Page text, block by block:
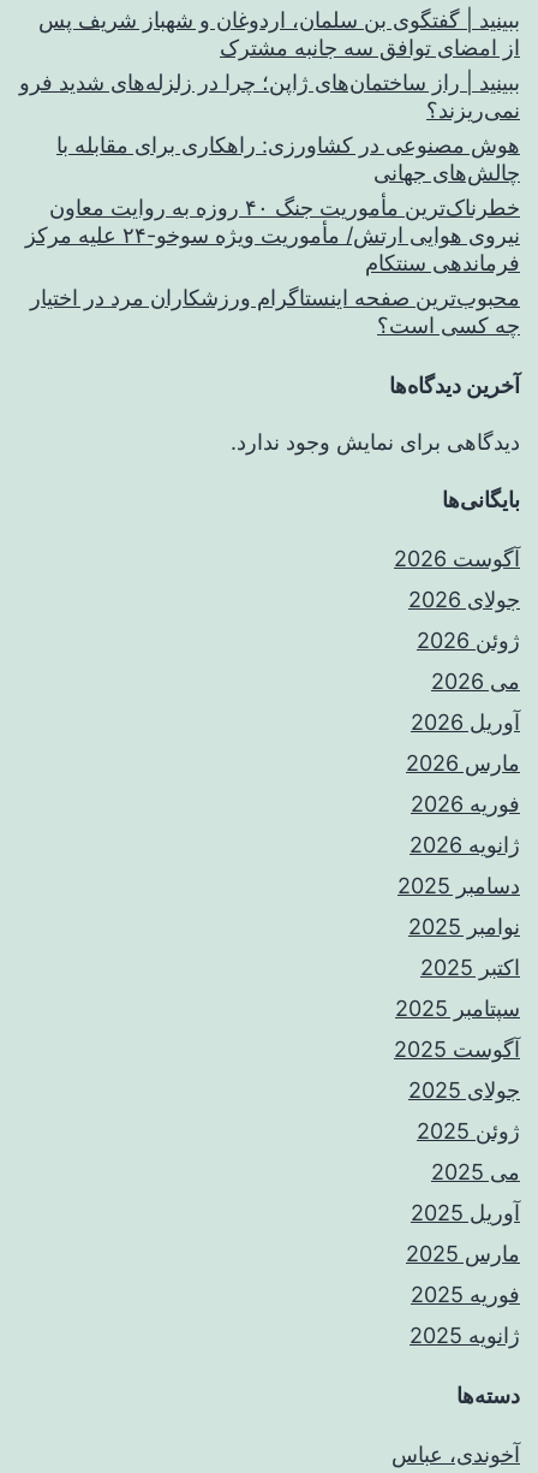
ببینید | گفتگوی بن سلمان، اردوغان و شهباز شریف پس
از امضای توافق سه جانبه مشترک
ببینید | راز ساختمان‌های ژاپن؛ چرا در زلزله‌های شدید فرو
نمی‌ریزند؟
هوش مصنوعی در کشاورزی: راهکاری برای مقابله با
چالش‌های جهانی
خطرناک‌ترین مأموریت جنگ ۴۰ روزه به روایت معاون
نیروی هوایی ارتش/ مأموریت ویژه سوخو-۲۴ علیه مرکز
فرماندهی سنتکام
محبوب‌ترین صفحه اینستاگرام ورزشکاران مرد در اختیار
چه کسی است؟
آخرین دیدگاه‌ها
دیدگاهی برای نمایش وجود ندارد.
بایگانی‌ها
آگوست 2026
جولای 2026
ژوئن 2026
می 2026
آوریل 2026
مارس 2026
فوریه 2026
ژانویه 2026
دسامبر 2025
نوامبر 2025
اکتبر 2025
سپتامبر 2025
آگوست 2025
جولای 2025
ژوئن 2025
می 2025
آوریل 2025
مارس 2025
فوریه 2025
ژانویه 2025
دسته‌ها
آخوندی، عباس